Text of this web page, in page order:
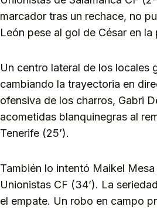
marcador tras un rechace, no
León pese al gol de César en la
Un centro lateral de los locales
cambiando la trayectoria en
ofensiva de los charros, Gabri
acometidas blanquinegras al
Tenerife (25’).
También lo intentó Maikel
Unionistas CF (34’). La
el empate. Un robo en campo